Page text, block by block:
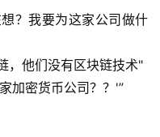
？我要为这家公司做什
，他们没有区块链技术"
加密货币公司？？'”